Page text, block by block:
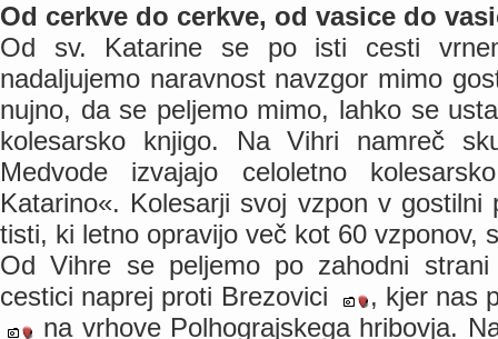
Od cerkve do cerkve, od vasice do
Od sv. Katarine se po isti cesti
nadaljujemo naravnost navzgor mimo
nujno, da se peljemo mimo, lahko se
kolesarsko knjigo. Na Vihri namreč
Medvode izvajajo celoletno
Katarino«. Kolesarji svoj vzpon v
tisti, ki letno opravijo več kot 60 vzponov,
Od Vihre se peljemo po zahodni
cestici naprej proti Brezovici
, kjer nas
na vrhove Polhograjskega hribovja.